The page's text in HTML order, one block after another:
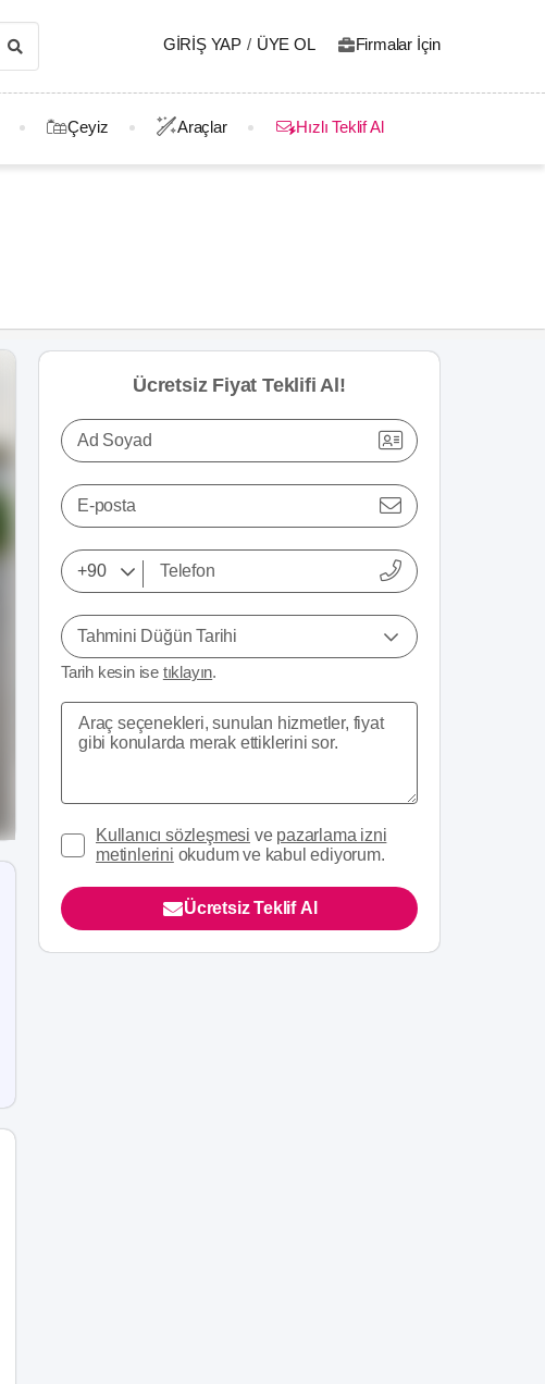
GIRIŞ YAP / ÜYE OL Firmalar İçin
Çeyiz Araçlar Hızlı Teklif Al
Ücretsiz Fiyat Teklifi Al!
Ad Soyad
E-posta
Tahmini Düğün Tarihi
Tarih kesin ise tıklayın.
Kullanıcı sözleşmesi ve pazarlama izni
metinlerini okudum ve kabul ediyorum.
Ücretsiz Teklif Al